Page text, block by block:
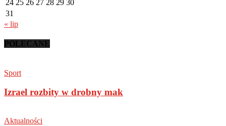
24 25 26 27 28 29 30
31
« lip
POLECANE
Sport
Izrael rozbity w drobny mak
Aktualności